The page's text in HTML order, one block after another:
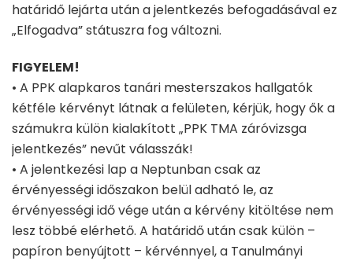
határidő lejárta után a jelentkezés befogadásával ez
„Elfogadva” státuszra fog változni.
FIGYELEM!
• A PPK alapkaros tanári mesterszakos hallgatók
kétféle kérvényt látnak a felületen, kérjük, hogy ők a
számukra külön kialakított „PPK TMA záróvizsga
jelentkezés” nevűt válasszák!
• A jelentkezési lap a Neptunban csak az
érvényességi időszakon belül adható le, az
érvényességi idő vége után a kérvény kitöltése nem
lesz többé elérhető. A határidő után csak külön –
papíron benyújtott – kérvénnyel, a Tanulmányi